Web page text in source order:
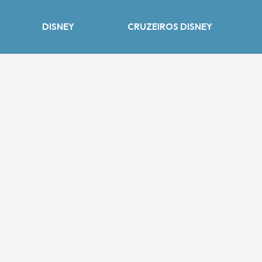
DISNEY CRUZEIROS DISNEY